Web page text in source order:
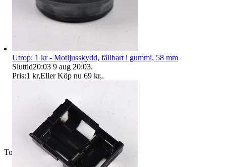
Toppsäljare
Utrop: 1 kr - Motljusskydd, fällbart i gummi, 58 mm
Sluttid20:03 9 aug 20:03.
Pris:1 kr,Eller Köp nu 69 kr,.